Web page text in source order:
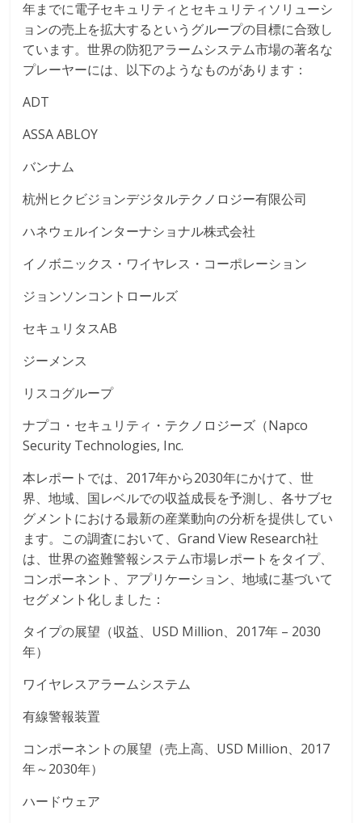
年までに電子セキュリティとセキュリティソリューシ
ョンの売上を拡大するというグループの目標に合致し
ています。世界の防犯アラームシステム市場の著名な
プレーヤーには、以下のようなものがあります：
ADT
ASSA ABLOY
バンナム
杭州ヒクビジョンデジタルテクノロジー有限公司
ハネウェルインターナショナル株式会社
イノボニックス・ワイヤレス・コーポレーション
ジョンソンコントロールズ
セキュリタスAB
ジーメンス
リスコグループ
ナプコ・セキュリティ・テクノロジーズ（Napco
Security Technologies, Inc.
本レポートでは、2017年から2030年にかけて、世
界、地域、国レベルでの収益成長を予測し、各サブセ
グメントにおける最新の産業動向の分析を提供してい
ます。この調査において、Grand View Research社
は、世界の盗難警報システム市場レポートをタイプ、
コンポーネント、アプリケーション、地域に基づいて
セグメント化しました：
タイプの展望（収益、USD Million、2017年 – 2030
年）
ワイヤレスアラームシステム
有線警報装置
コンポーネントの展望（売上高、USD Million、2017
年～2030年）
ハードウェア